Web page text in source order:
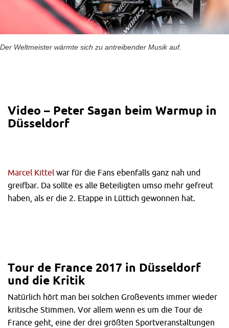
Der Weltmeister wärmte sich zu antreibender Musik auf.
Video – Peter Sagan beim Warmup in
Düsseldorf
Marcel Kittel war für die Fans ebenfalls ganz nah und
greifbar. Da sollte es alle Beteiligten umso mehr gefreut
haben, als er die 2. Etappe in Lüttich gewonnen hat.
Tour de France 2017 in Düsseldorf
und die Kritik
Natürlich hört man bei solchen Großevents immer wieder
kritische Stimmen. Vor allem wenn es um die Tour de
France geht, eine der drei größten Sportveranstaltungen